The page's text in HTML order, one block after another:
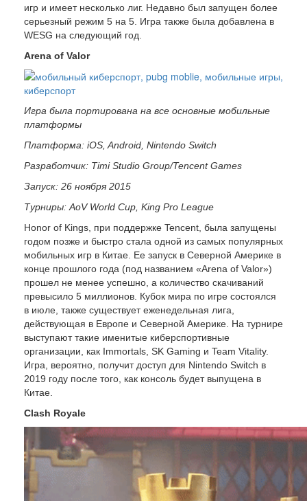
игр и имеет несколько лиг. Недавно был запущен более
серьезный режим 5 на 5. Игра также была добавлена в
WESG на следующий год.
Arena of Valor
Игра была портирована на все основные мобильные
платформы
Платформа: iOS, Android, Nintendo Switch
Разработчик: Timi Studio Group/Tencent Games
Запуск: 26 ноября 2015
Турниры: AoV World Cup, King Pro League
Honor of Kings, при поддержке Tencent, была запущены
годом позже и быстро стала одной из самых популярных
мобильных игр в Китае. Ее запуск в Северной Америке в
конце прошлого года (под названием «Arena of Valor»)
прошел не менее успешно, а количество скачиваний
превысило 5 миллионов. Кубок мира по игре состоялся
в июле, также существует еженедельная лига,
действующая в Европе и Северной Америке. На турнире
выступают такие именитые киберспортивные
организации, как Immortals, SK Gaming и Team Vitality.
Игра, вероятно, получит доступ для Nintendo Switch в
2019 году после того, как консоль будет выпущена в
Китае.
Clash Royale